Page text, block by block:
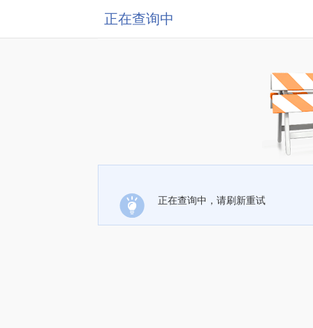
正在查询中
正在查询中，请刷新重试